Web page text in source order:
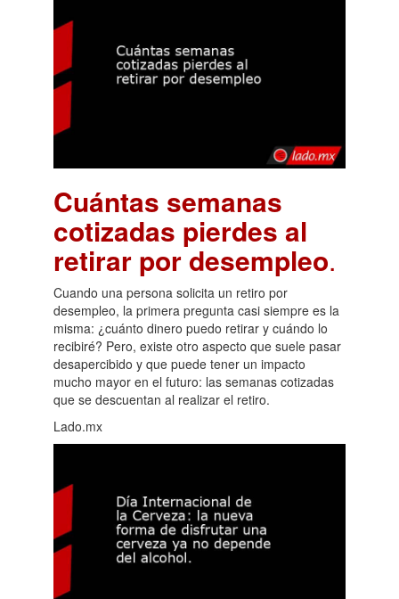
Cuántas semanas
cotizadas pierdes al
retirar por desempleo.
Cuando una persona solicita un retiro por
desempleo, la primera pregunta casi siempre es la
misma: ¿cuánto dinero puedo retirar y cuándo lo
recibiré? Pero, existe otro aspecto que suele pasar
desapercibido y que puede tener un impacto
mucho mayor en el futuro: las semanas cotizadas
que se descuentan al realizar el retiro.
Lado.mx